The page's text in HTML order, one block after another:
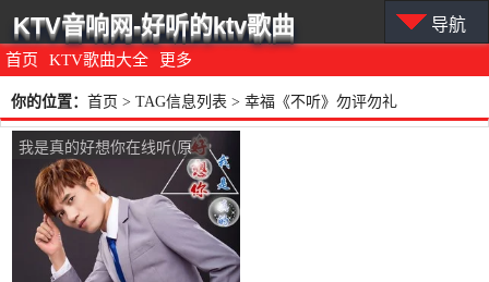
首页 KTV歌曲大全 更多
KTV音响网-好听的ktv歌曲 导航
你的位置： 首页 > TAG信息列表 > 幸福《不听》勿评勿礼
我是真的好想你在线听(原
唱是郭力)，幸福《不听》
勿评勿礼演唱点播:349次